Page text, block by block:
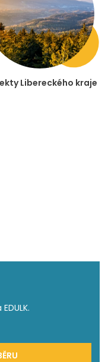
Libereckého kraje